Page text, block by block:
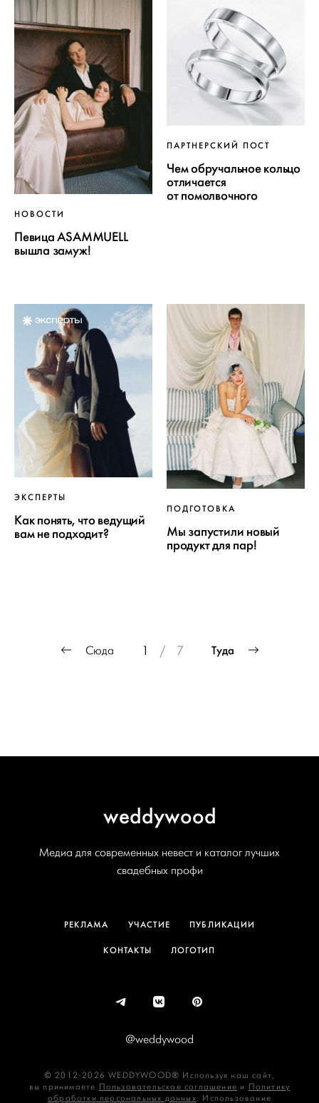
НОВОСТИ
Певица ASAMMUELL
вышла замуж!
ПАРТНЕРСКИЙ ПОСТ
Чем обручальное кольцо
отличается
от помолвочного
ЭКСПЕРТЫ
Как понять, что ведущий
вам не подходит?
ПОДГОТОВКА
Мы запустили новый
продукт для пар!
Пагинация
Сюда 1 / 7 Туда
weddywood
Медиа для современных невест и каталог лучших
свадебных профи
РЕКЛАМА УЧАСТИЕ ПУБЛИКАЦИИ
КОНТАКТЫ ЛОГОТИП
@weddywood
© 2012-2026 WEDDYWOOD® Используя наш сайт,
вы принимаете Пользовательское соглашение и
Политику
обработки персональных данных. Использование